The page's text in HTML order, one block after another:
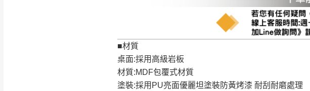
■材質
桌面:採用高級岩板
材質:MDF包覆式材質
塗裝:採用PU亮面優麗坦塗裝防黃烤漆 耐刮耐磨處理
台北市、新北市地區固定每周(三)、(日
本公司部份商品無維修服務，超過7日
為因素導致商品損壞、零件短缺，則
到貨7日內為鑑賞期(注意:鑑賞期非試用
退貨運費。
如欲放置營業場所及公開場合之商品則